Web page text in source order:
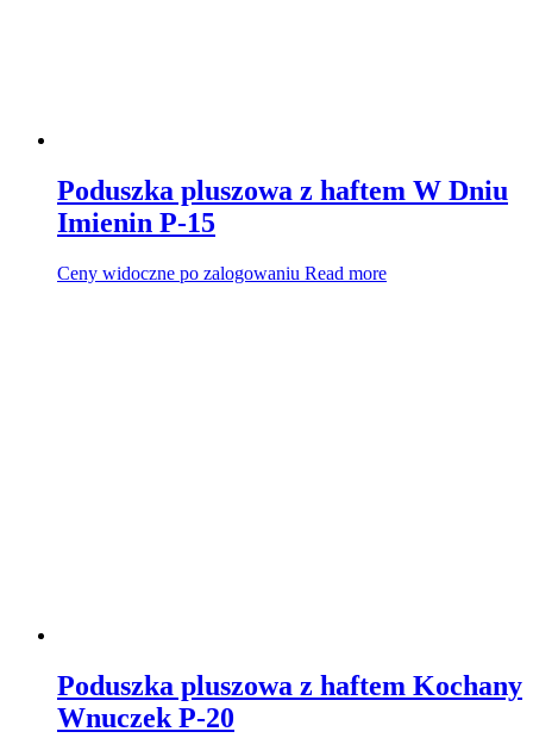
Poduszka pluszowa z haftem W Dniu
Imienin P-15
Ceny widoczne po zalogowaniu Read more
Poduszka pluszowa z haftem Kochany
Wnuczek P-20